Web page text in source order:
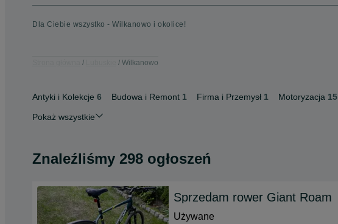
Dla Ciebie wszystko - Wilkanowo i okolice!
Wilkanowo
Antyki i Kolekcje 6 Budowa i Remont 1 Firma i Przemysł 1 Motoryzacja 15
Pokaż wszystkie
Znaleźliśmy 298 ogłoszeń
Sprzedam rower Giant Roam
Używane